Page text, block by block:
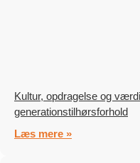
Kultur, opdragelse og
generationstilhørsforhold
Læs mere »